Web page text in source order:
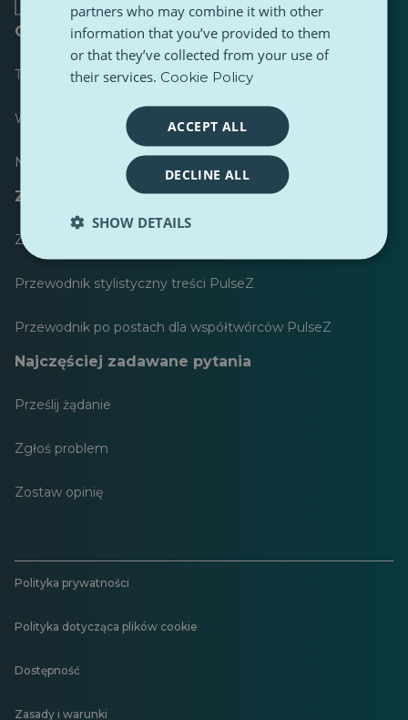
O
Tabela wyników
Większość opublikowanych
Najczęściej śledzony
Zasoby dla dziennikarzy
Zestawy narzędzi
Przewodnik stylistyczny treści PulseZ
Przewodnik po postach dla współtwórców PulseZ
Najczęściej zadawane pytania
Prześlij żądanie
Zgłoś problem
Zostaw opinię
Polityka prywatności
Polityka dotycząca plików cookie
Dostępność
Zasady i warunki
partners who may combine it with other
information that you’ve provided to them
or that they’ve collected from your use of
their services. Cookie Policy
ACCEPT ALL
DECLINE ALL
SHOW DETAILS